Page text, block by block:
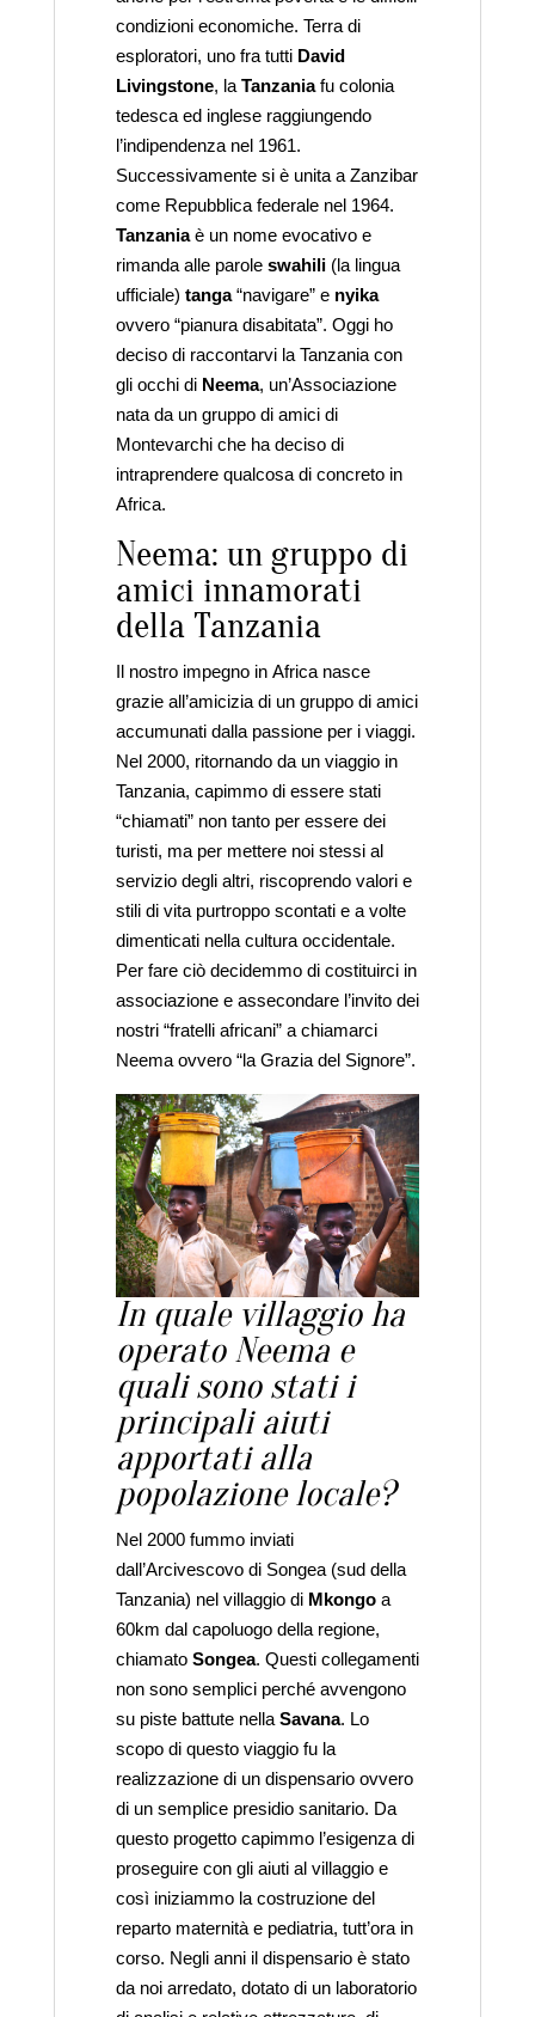
condizioni economiche. Terra di
esploratori, uno fra tutti David
Livingstone, la Tanzaniafu colonia
tedesca ed inglese raggiungendo
l’indipendenza nel 1961.
Successivamente si è unita a Zanzibar
come Repubblica federale nel 1964.
Tanzaniaè un nome evocativo e
rimanda alle parole swahili(la lingua
ufficiale) tanga“navigare” e nyika
ovvero “pianura disabitata”. Oggi ho
deciso di raccontarvi la Tanzania con
gli occhi di Neema, un’Associazione
nata da un gruppo di amici di
Montevarchi che ha deciso di
intraprendere qualcosa di concreto in
Africa.
Neema: un gruppo di
amici innamorati
della Tanzania
Il nostro impegno in Africa nasce
grazie all’amicizia di un gruppo di amici
accumunati dalla passione per i viaggi.
Nel 2000, ritornando da un viaggio in
Tanzania, capimmo di essere stati
“chiamati” non tanto per essere dei
turisti, ma per mettere noi stessi al
servizio degli altri, riscoprendo valori e
stili di vita purtroppo scontati e a volte
dimenticati nella cultura occidentale.
Per fare ciò decidemmo di costituirci in
associazione e assecondare l’invito dei
nostri “fratelli africani” a chiamarci
Neema ovvero “la Grazia del Signore”.
In quale villaggio ha
operato Neema e
quali sono stati i
principali aiuti
apportati alla
popolazione locale?
Nel 2000 fummo inviati
dall’Arcivescovo di Songea (sud della
Tanzania) nel villaggio di Mkongoa
60km dal capoluogo della regione,
chiamato Songea. Questi collegamenti
non sono semplici perché avvengono
su piste battute nella Savana. Lo
scopo di questo viaggio fu la
realizzazione di un dispensario ovvero
di un semplice presidio sanitario. Da
questo progetto capimmo l’esigenza di
proseguire con gli aiuti al villaggio e
così iniziammo la costruzione del
reparto maternità e pediatria, tutt’ora in
corso. Negli anni il dispensario è stato
da noi arredato, dotato di un laboratorio